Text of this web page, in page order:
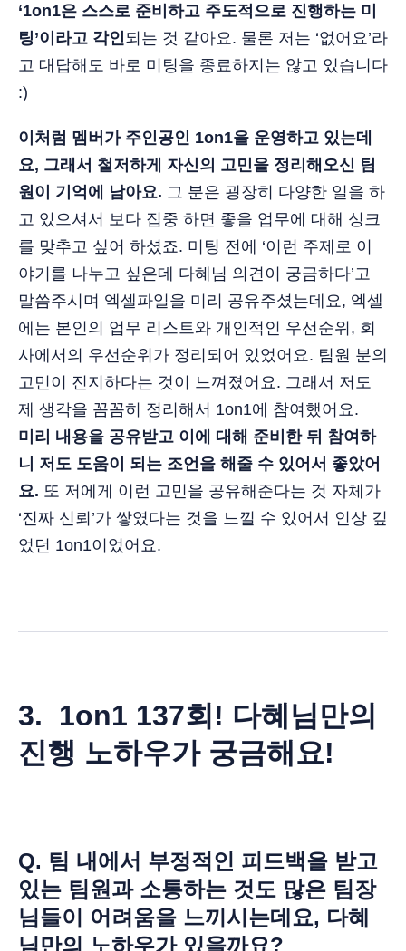
‘1on1은 스스로 준비하고 주도적으로 진행하는 미
팅’이라고 각인되는 것 같아요. 물론 저는 ‘없어요’라
고 대답해도 바로 미팅을 종료하지는 않고 있습니다
:)
이처럼 멤버가 주인공인 1on1을 운영하고 있는데
요, 그래서 철저하게 자신의 고민을 정리해오신 팀
원이 기억에 남아요. 그 분은 굉장히 다양한 일을 하
고 있으셔서 보다 집중 하면 좋을 업무에 대해 싱크
를 맞추고 싶어 하셨죠. 미팅 전에 ‘이런 주제로 이
야기를 나누고 싶은데 다혜님 의견이 궁금하다’고
말씀주시며 엑셀파일을 미리 공유주셨는데요, 엑셀
에는 본인의 업무 리스트와 개인적인 우선순위, 회
사에서의 우선순위가 정리되어 있었어요. 팀원 분의
고민이 진지하다는 것이 느껴졌어요. 그래서 저도
제 생각을 꼼꼼히 정리해서 1on1에 참여했어요.
미리 내용을 공유받고 이에 대해 준비한 뒤 참여하
니 저도 도움이 되는 조언을 해줄 수 있어서 좋았어
요. 또 저에게 이런 고민을 공유해준다는 것 자체가
‘진짜 신뢰’가 쌓였다는 것을 느낄 수 있어서 인상 깊
었던 1on1이었어요.
3. 1on1 137회! 다혜님만의
진행 노하우가 궁금해요!
Q. 팀 내에서 부정적인 피드백을 받고
있는 팀원과 소통하는 것도 많은 팀장
님들이 어려움을 느끼시는데요, 다혜
님만의 노하우가 있을까요?